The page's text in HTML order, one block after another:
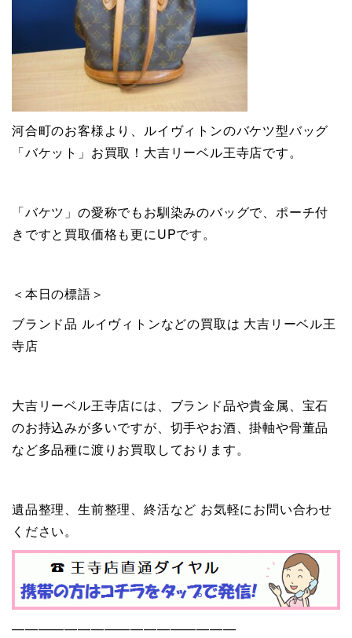
河合町のお客様より、ルイヴィトンのバケツ型バッグ
「バケット」お買取！大吉リーベル王寺店です。
「バケツ」の愛称でもお馴染みのバッグで、ポーチ付
きですと買取価格も更にUPです。
＜本日の標語＞
ブランド品 ルイヴィトンなどの買取は 大吉リーベル王
寺店
大吉リーベル王寺店には、ブランド品や貴金属、宝石
のお持込みが多いですが、切手やお酒、掛軸や骨董品
など多品種に渡りお買取しております。
遺品整理、生前整理、終活など お気軽にお問い合わせ
ください。
—————————————————